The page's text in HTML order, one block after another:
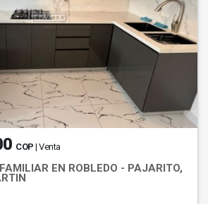
COP | Venta
EN ROBLEDO - PAJARITO,